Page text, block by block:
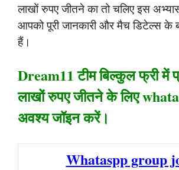
लाखों रुपए जीतने का तो चलिए इस
आपको पूरी जानकारी और मैच डिटेल्स के
हैं।
Dream11 टीम बिल्कुल फ्री में
लाखों रुपए जीतने के लिए
अवश्य जॉइन करें।
Whataspp group